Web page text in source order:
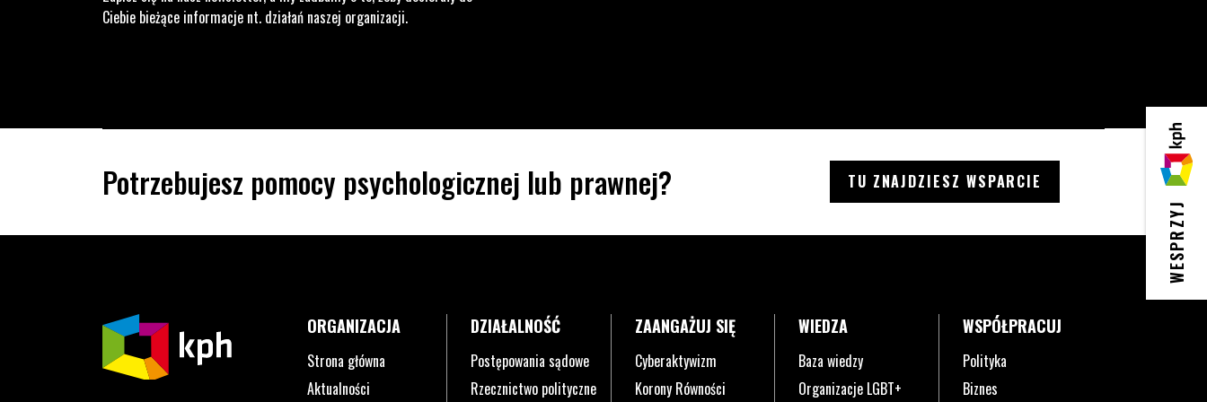
WESPRZYJ
KPH
Ciebie bieżące informacje nt. działań naszej organizacji.
Potrzebujesz pomocy psychologicznej lub prawnej? TU ZNAJDZIESZ WSPARCIE
ORGANIZACJA
Strona główna
Aktualności
DZIAŁALNOŚĆ
Postępowania sądowe
Rzecznictwo polityczne
ZAANGAŻUJ SIĘ
Cyberaktywizm
Korony Równości
WIEDZA
Baza wiedzy
Organizacje LGBT+
WSPÓŁPRACUJ
Polityka
Biznes